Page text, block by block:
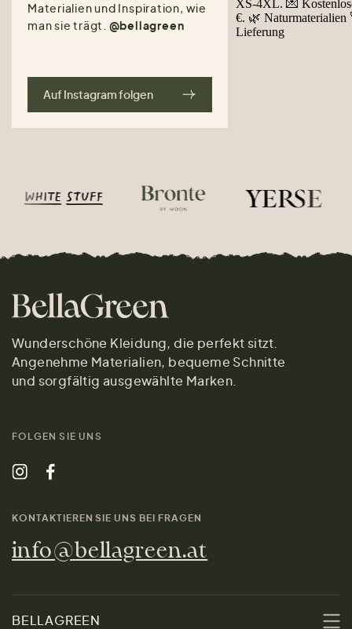
Materialien und Inspiration, wie
man sie trägt. @bellagreen
Auf Instagram folgen
Wunderschöne Kleidung, die perfekt sitzt.
Angenehme Materialien, bequeme Schnitte
und sorgfältig ausgewählte Marken.
FOLGEN SIE UNS
KONTAKTIEREN SIE UNS BEI FRAGEN
info@bellagreen.at
BELLAGREEN